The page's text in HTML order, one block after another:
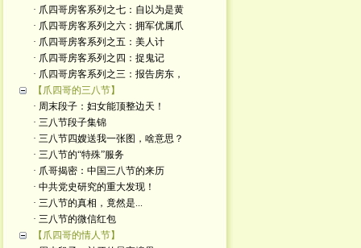
· 爪四哥房客系列之七：自以为是黄
· 爪四哥房客系列之六：拥军优属爪
· 爪四哥房客系列之五：美人计
· 爪四哥房客系列之四：捉鬼记
· 爪四哥房客系列之三：报告房东，
【爪四哥的三八节】
· 周末段子：妇女能顶整边天！
· 三八节段子集锦
· 三八节四嫂送我一张图，啥意思？
· 三八节的“特殊”服务
· 爪哥揭密：中国三八节的来历
· 中共党史研究的重大发现！
· 三八节的真相，竟然是...
· 三八节的微信红包
【爪四哥的情人节】